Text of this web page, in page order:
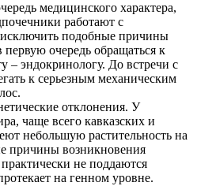
медицинского характера,
работают с
подобные причины
первую очередь обращаться к
– эндокринологу. До встречи с
к серьезным механическим
отклонения. У
чаще всего кавказских и
небольшую растительность на
причины возникновения
не поддаются
на генном уровне.